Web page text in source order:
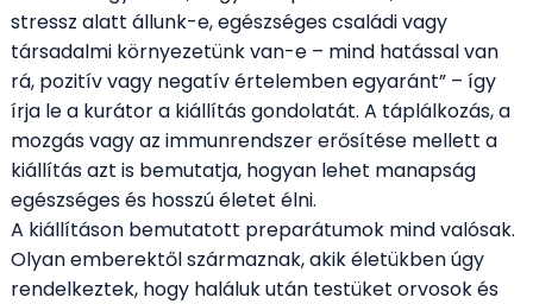
stressz alatt állunk-e, egészséges családi vagy
társadalmi környezetünk van-e – mind hatással van
rá, pozitív vagy negatív értelemben egyaránt” – így
írja le a kurátor a kiállítás gondolatát. A táplálkozás, a
mozgás vagy az immunrendszer erősítése mellett a
kiállítás azt is bemutatja, hogyan lehet manapság
egészséges és hosszú életet élni.
A kiállításon bemutatott preparátumok mind valósak.
Olyan emberektől származnak, akik életükben úgy
rendelkeztek, hogy haláluk után testüket orvosok és